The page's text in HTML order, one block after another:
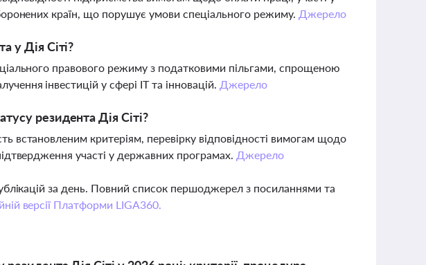
країн, що порушує умови спеціального режиму. Джерело
у Дія Сіті?
правового режиму з податковими пільгами, спрощеною
інвестицій у сфері IT та інновацій. Джерело
резидента Дія Сіті?
встановленим критеріям, перевірку відповідності вимогам щодо
участі у державних програмах. Джерело
за день. Повний список першоджерел з посиланнями та
версії Платформи LIGA360.